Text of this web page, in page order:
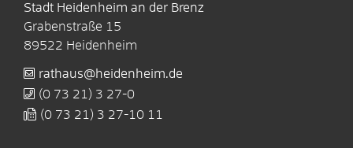
Stadt Heidenheim an der Brenz
Grabenstraße 15
89522 Heidenheim
rathaus@heidenheim.de
(0 73 21) 3 27-0
(0 73 21) 3 27-10 11